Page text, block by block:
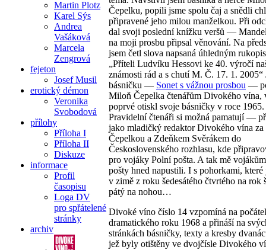
Martin Plotz
Karel Sýs
Andrea
Vašáková
Marcela
Zengrová
fejeton
Josef Musil
erotický démon
Veronika
Svobodová
přílohy
Příloha I
Příloha II
Diskuze
informace
Profil
časopisu
Loga DV
pro spřátelené
stránky
archiv
Čepelku, popili jsme spolu čaj a snědli
připravené jeho milou manželkou. Při
dal svoji poslední knížku veršů —
na moji prosbu připsal věnování. Na
jsem četl slova napsaná úhledným
„Příteli Ludvíku Hessovi ke 40. výročí
známosti rád a s chutí M. Č. 17. 1. 2005“
básničku — Sonet s vážnou prosbou —
Miloň Čepelka čtenářům Divokého vína,
poprvé otiskl svoje básničky v roce 1965.
Pravidelní čtenáři si možná pamatují —
jako mladičký redaktor Divokého vína
Čepelkou a Zdeňkem Svěrákem do
Československého rozhlasu, kde
pro vojáky Polní pošta. A tak mě
pošty hned napustili. I s pohorkami, které
v zimě z roku šedesátého čtvrtého na rok
pátý na nohou…
Divoké víno číslo 14 vzpomíná na
dramatického roku 1968 a přináší na
stránkách básničky, texty a kresby
jež byly otištěny ve dvojčísle Divokého